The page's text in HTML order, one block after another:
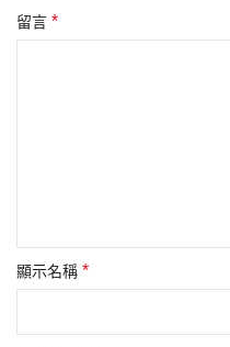
留言 *
顯示名稱 *